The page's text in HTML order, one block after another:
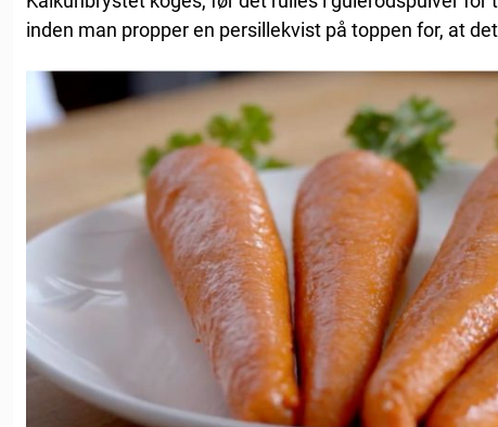
inden man propper en persillekvist på toppen for, at